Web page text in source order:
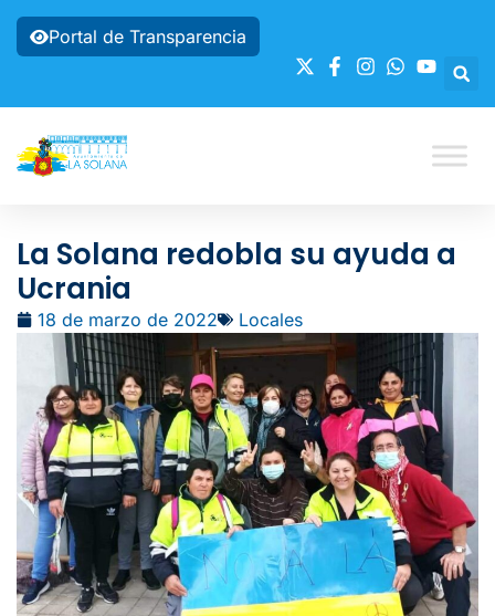
Portal de Transparencia
La Solana redobla su ayuda a
Ucrania
18 de marzo de 2022 Locales